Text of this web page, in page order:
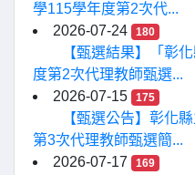
學115學年度第2次代...
2026-07-24
180
【甄選結果】「彰
度第2次代理教師甄選...
2026-07-15
175
【甄選公告】彰化
第3次代理教師甄選簡...
2026-07-17
169